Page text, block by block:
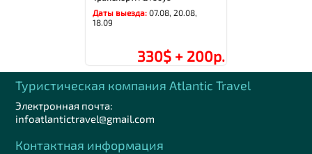
Даты выезда:07.08, 20.08,
18.09
330$ + 200р.
Туристическая компания Аtlantic Travel
Электронная почта:
infoatlantictravel@gmail.com
Контактная информация